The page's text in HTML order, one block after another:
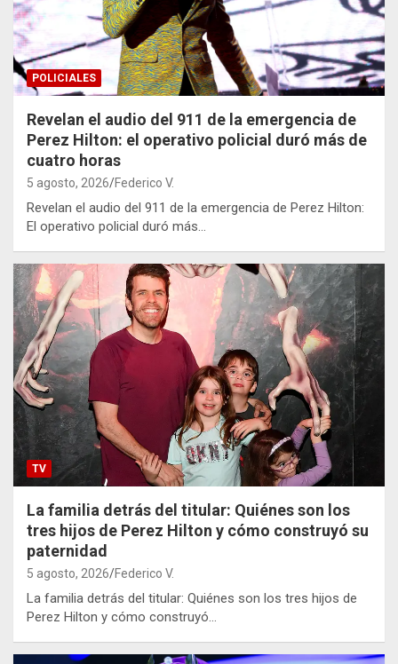
POLICIALES
Revelan el audio del 911 de la emergencia de
Perez Hilton: el operativo policial duró más de
cuatro horas
5 agosto, 2026 Federico V.
Revelan el audio del 911 de la emergencia de Perez Hilton:
El operativo policial duró más…
TV
La familia detrás del titular: Quiénes son los
tres hijos de Perez Hilton y cómo construyó su
paternidad
5 agosto, 2026 Federico V.
La familia detrás del titular: Quiénes son los tres hijos de
Perez Hilton y cómo construyó…